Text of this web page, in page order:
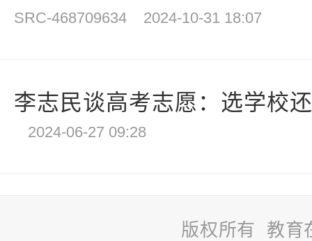
SRC-468709634 2024-10-31 18:07
李志民谈高考志愿：选学校
2024-06-27 09:28
版权所有 教育